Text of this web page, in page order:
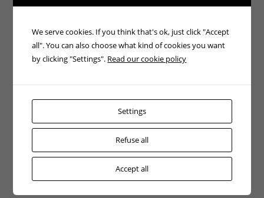
We serve cookies. If you think that's ok, just click "Accept
all". You can also choose what kind of cookies you want
by clicking "Settings". Read our cookie policy
Settings
Refuse all
Accept all